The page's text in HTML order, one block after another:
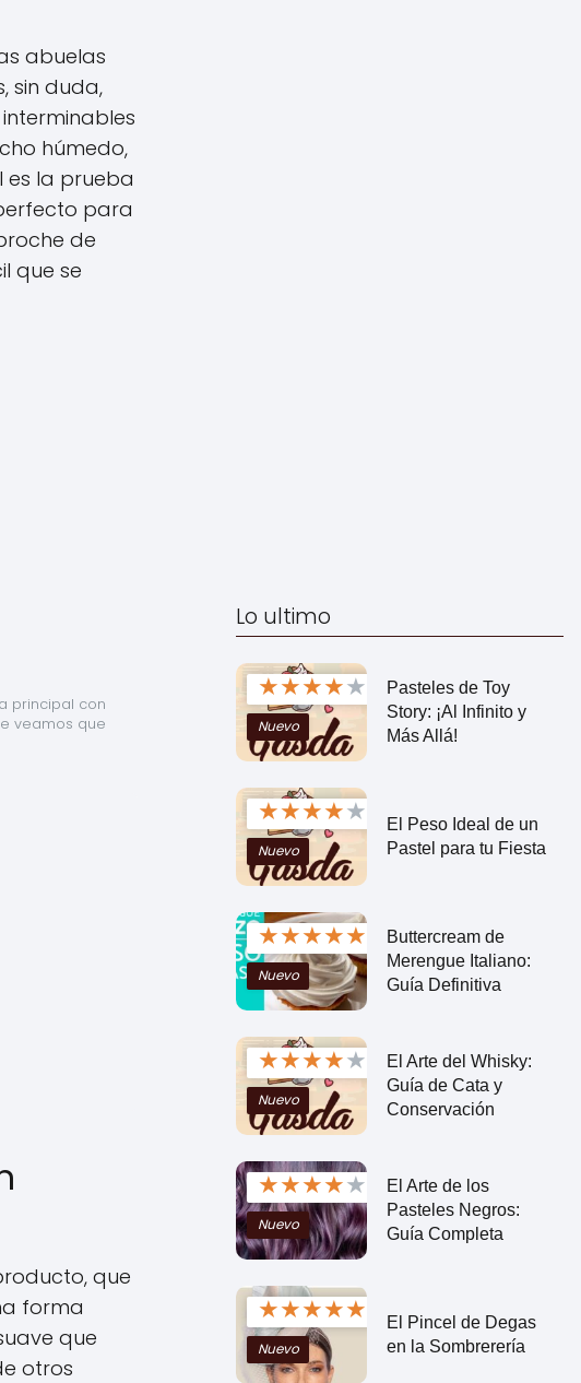
abuelas
sin duda,
húmedo,
es la prueba
para
de
que se
principal con
veamos que
que
forma
que
otros
Lo ultimo
★★★★★
Nuevo
Pasteles de Toy
Story: ¡Al Infinito y
Más Allá!
★★★★★
Nuevo
El Peso Ideal de un
Pastel para tu Fiesta
★★★★★
Nuevo
Buttercream de
Merengue Italiano:
Guía Definitiva
★★★★★
Nuevo
El Arte del Whisky:
Guía de Cata y
Conservación
★★★★★
Nuevo
El Arte de los
Pasteles Negros:
Guía Completa
★★★★★
Nuevo
El Pincel de Degas
en la Sombrerería